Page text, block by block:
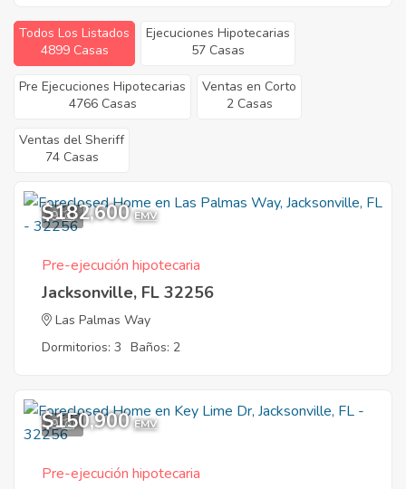
Todos Los Listados
4899 Casas
Ejecuciones Hipotecarias
57 Casas
Pre Ejecuciones Hipotecarias
4766 Casas
Ventas en Corto
2 Casas
Ventas del Sheriff
74 Casas
9
$182,600 EMV
Pre-ejecución hipotecaria
Jacksonville, FL 32256
Las Palmas Way
Dormitorios: 3 Baños: 2
9
$150,900 EMV
Pre-ejecución hipotecaria